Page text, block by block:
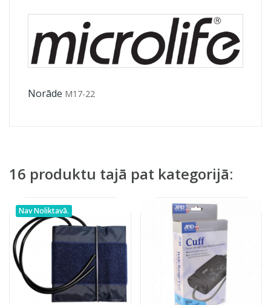
Norāde M17-22
16 produktu tajā pat kategorijā:
Nav Noliktavā.